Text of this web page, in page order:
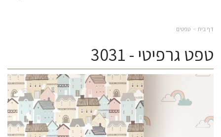
דף בית טפטים
טפט גרפיטי - 3031